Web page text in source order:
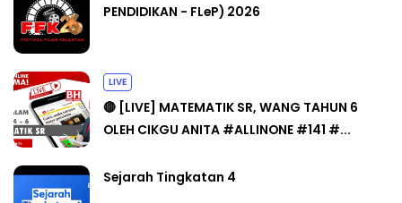
PENDIDIKAN - FLeP) 2026
LIVE
🔴 [LIVE] MATEMATIK SR, WANG TAHUN 6
OLEH CIKGU ANITA #ALLINONE #141 #...
Sejarah Tingkatan 4